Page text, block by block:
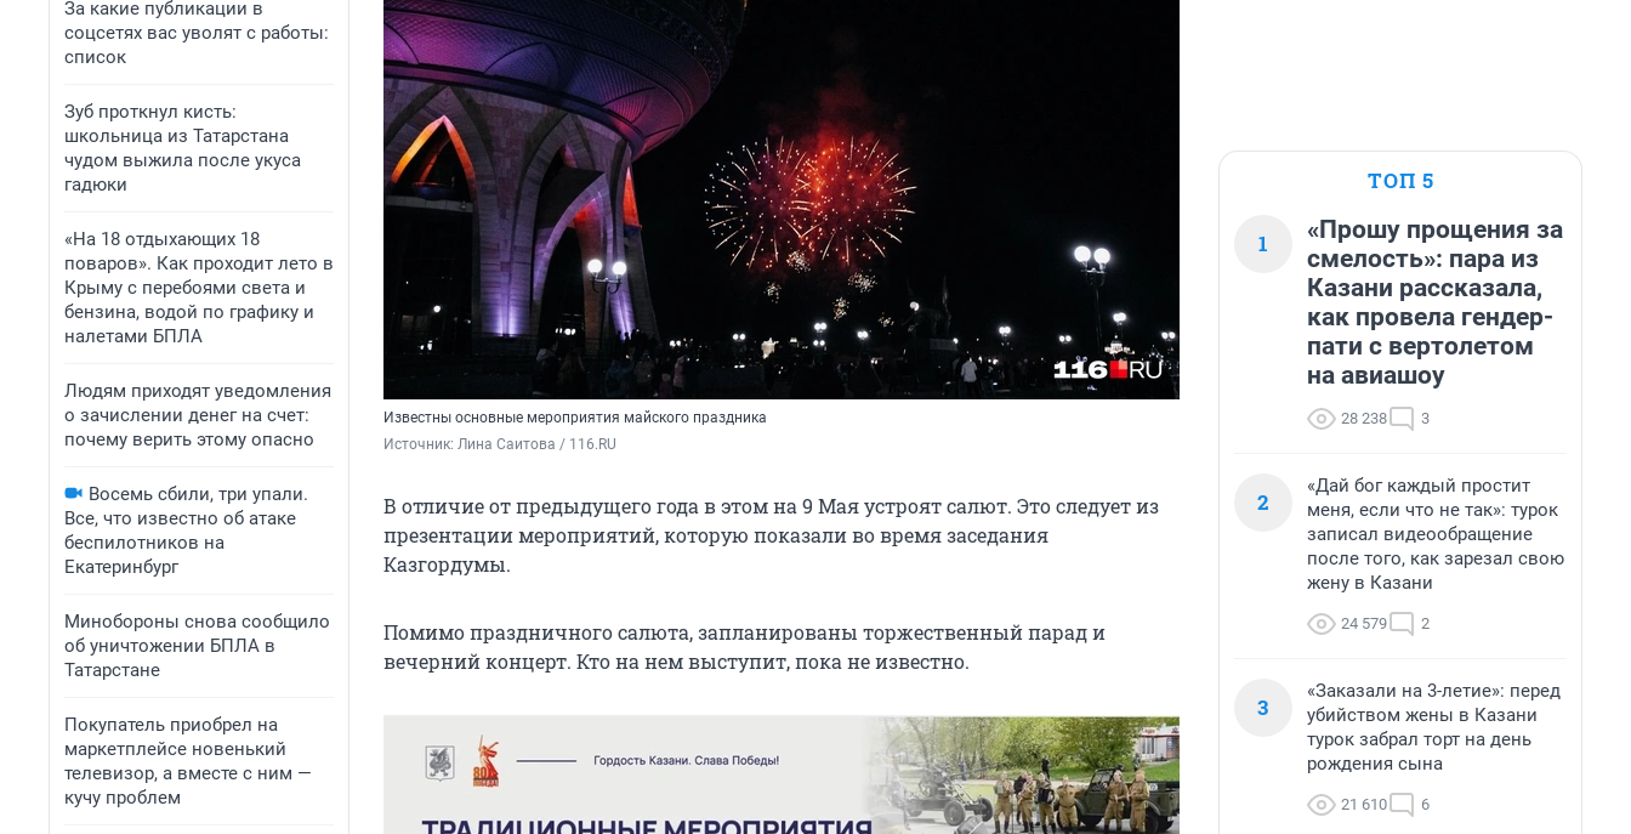
За какие публикации в
соцсетях вас уволят с работы:
список
Зуб проткнул кисть:
школьница из Татарстана
чудом выжила после укуса
гадюки
«На 18 отдыхающих 18
поваров». Как проходит лето в
Крыму с перебоями света и
бензина, водой по графику и
налетами БПЛА
Людям приходят уведомления
о зачислении денег на счет:
почему верить этому опасно
Восемь сбили, три упали.
Все, что известно об атаке
беспилотников на
Екатеринбург
Минобороны снова сообщило
об уничтожении БПЛА в
Татарстане
Покупатель приобрел на
маркетплейсе новенький
телевизор, а вместе с ним —
кучу проблем
Известны основные мероприятия майского праздника
Источник: Лина Саитова / 116.RU
В отличие от предыдущего года в этом на 9 Мая устроят салют. Это следует из
презентации мероприятий, которую показали во время заседания
Казгордумы.
Помимо праздничного салюта, запланированы торжественный парад и
вечерний концерт. Кто на нем выступит, пока не известно.
ТОП 5
1
«Прошу прощения за
смелость»: пара из
Казани рассказала,
как провела гендер-
пати с вертолетом
на авиашоу
28 238 3
2
«Дай бог каждый простит
меня, если что не так»: турок
записал видеообращение
после того, как зарезал свою
жену в Казани
24 579 2
3
«Заказали на 3-летие»: перед
убийством жены в Казани
турок забрал торт на день
рождения сына
21 610 6